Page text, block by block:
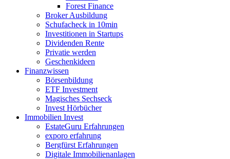
Forest Finance
Broker Ausbildung
Schufacheck in 10min
Investitionen in Startups
Dividenden Rente
Privatie werden
Geschenkideen
Finanzwissen
Börsenbildung
ETF Investment
Magisches Sechseck
Invest Hörbücher
Immobilien Invest
EstateGuru Erfahrungen
exporo erfahrung
Bergfürst Erfahrungen
Digitale Immobilienanlagen